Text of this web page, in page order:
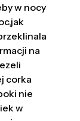
w nocy
na
corka
nie
w